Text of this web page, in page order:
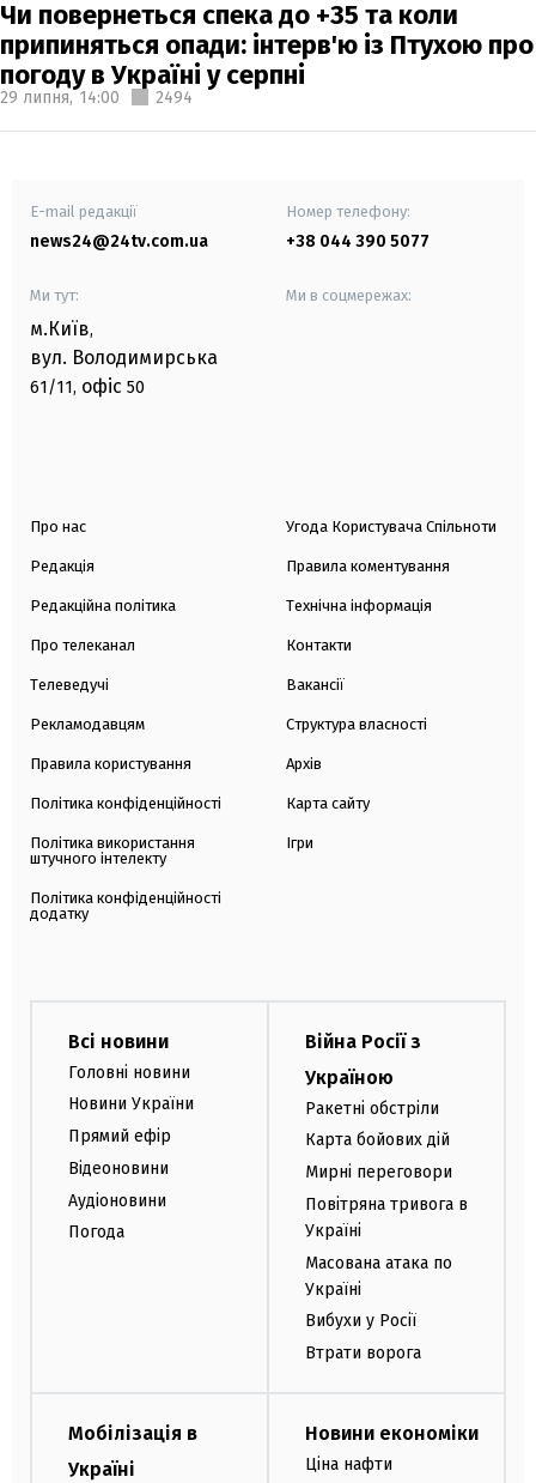
Чи повернеться спека до +35 та коли
припиняться опади: інтерв'ю із Птухою про
погоду в Україні у серпні
29 липня, 14:00 2494
E-mail редакції
news24@24tv.com.ua
Номер телефону:
+38 044 390 5077
Ми тут:
м.Київ,
вул. Володимирська
61/11, офіс 50
Ми в соцмережах:
Про нас
Редакція
Редакційна політика
Про телеканал
Телеведучі
Рекламодавцям
Правила користування
Політика конфіденційності
Політика використання
штучного інтелекту
Політика конфіденційності
додатку
Угода Користувача Спільноти
Правила коментування
Технічна інформація
Контакти
Вакансії
Структура власності
Архів
Карта сайту
Ігри
Всі новини
Головні новини
Новини України
Прямий ефір
Відеоновини
Аудіоновини
Погода
Війна Росії з
Україною
Ракетні обстріли
Карта бойових дій
Мирні переговори
Повітряна тривога в
Україні
Масована атака по
Україні
Вибухи у Росії
Втрати ворога
Мобілізація в
Україні
Новини економіки
Ціна нафти